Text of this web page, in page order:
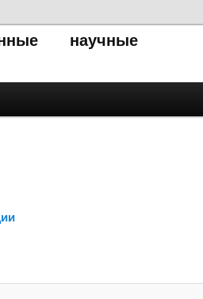
научные